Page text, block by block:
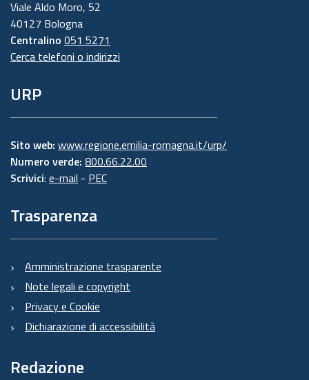
Viale Aldo Moro, 52
40127 Bologna
Centralino 051 5271
Cerca telefoni o indirizzi
URP
Sito web: www.regione.emilia-romagna.it/urp/
Numero verde: 800.66.22.00
Scrivici: e-mail - PEC
Trasparenza
Amministrazione trasparente
Note legali e copyright
Privacy e Cookie
Dichiarazione di accessibilità
Redazione